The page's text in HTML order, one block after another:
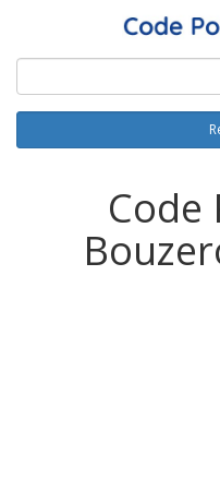
Code